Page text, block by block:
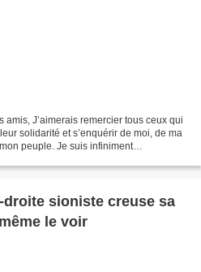
amis, J’aimerais remercier tous ceux qui
solidarité et s’enquérir de moi, de ma
peuple. Je suis infiniment
sioniste creuse sa
le voir